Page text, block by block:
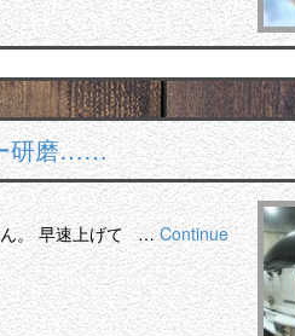
研磨……
ん。 早速上げて …Continue